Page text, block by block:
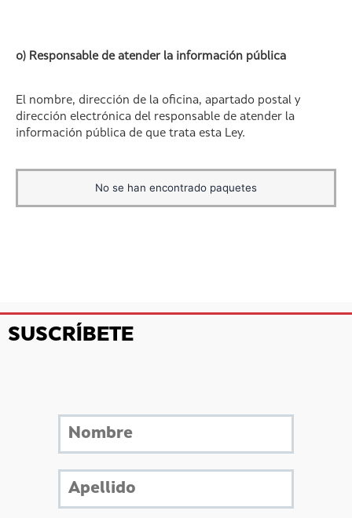
o) Responsable de atender la información pública
El nombre, dirección de la oficina, apartado postal y
dirección electrónica del responsable de atender la
información pública de que trata esta Ley.
No se han encontrado paquetes
SUSCRÍBETE